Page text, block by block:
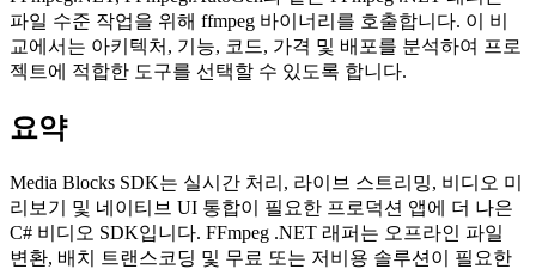
파일 수준 작업을 위해 ffmpeg 바이너리를 호출합니다. 이 비
교에서는 아키텍처, 기능, 코드, 가격 및 배포를 분석하여 프로
젝트에 적합한 도구를 선택할 수 있도록 합니다.
요약
Media Blocks SDK는 실시간 처리, 라이브 스트리밍, 비디오 미
리보기 및 네이티브 UI 통합이 필요한 프로덕션 앱에 더 나은
C# 비디오 SDK입니다. FFmpeg .NET 래퍼는 오프라인 파일
변환, 배치 트랜스코딩 및 무료 또는 저비용 솔루션이 필요한